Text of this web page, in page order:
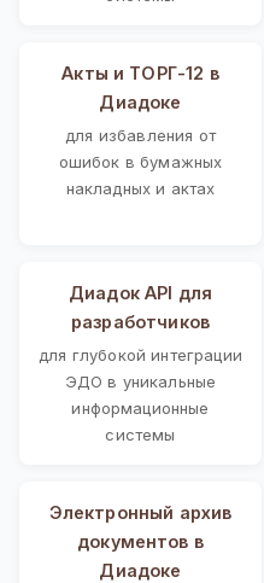
Акты и ТОРГ-12 в
Диадоке
для избавления от
ошибок в бумажных
накладных и актах
Диадок API для
разработчиков
для глубокой интеграции
ЭДО в уникальные
информационные
системы
Электронный архив
документов в
Диадоке